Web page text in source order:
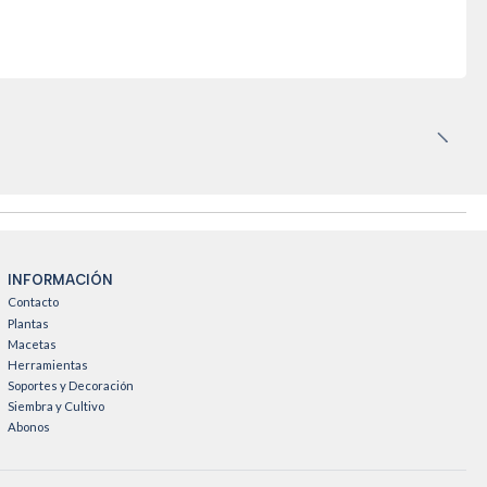
INFORMACIÓN
Contacto
Plantas
Macetas
Herramientas
Soportes y Decoración
Siembra y Cultivo
Abonos